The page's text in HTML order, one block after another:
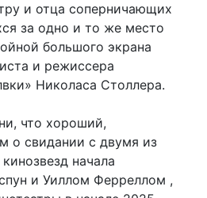
и отца соперничающих
за одно и то же место
большого экрана
и режиссера
Николаса Столлера.
что хороший,
о свидании с двумя из
начала
и Уиллом Ферреллом ,